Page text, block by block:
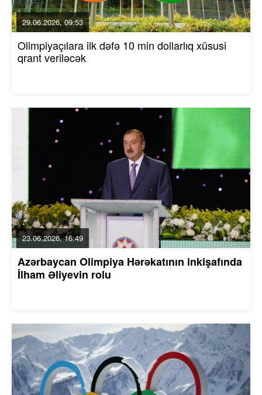
29.06.2026, 09:53
Olimpiyaçılara ilk dəfə 10 min dollarlıq xüsusi
qrant veriləcək
23.06.2026, 16:49
Azərbaycan Olimpiya Hərəkatının inkişafında
İlham Əliyevin rolu